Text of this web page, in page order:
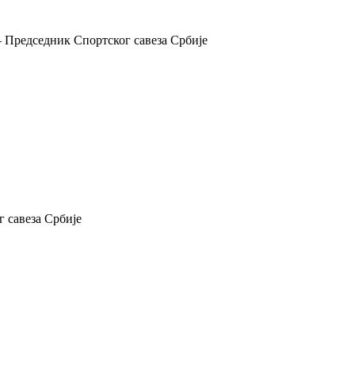
Спортског савеза Србије
савеза Србије